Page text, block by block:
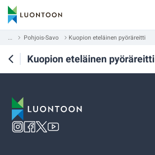
... Pohjois-Savo Kuopion eteläinen pyöräreitti
Kuopion eteläinen pyöräreitti